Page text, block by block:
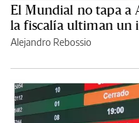
El Mundial no tapa a
la fiscalía ultiman un
Alejandro Rebossio